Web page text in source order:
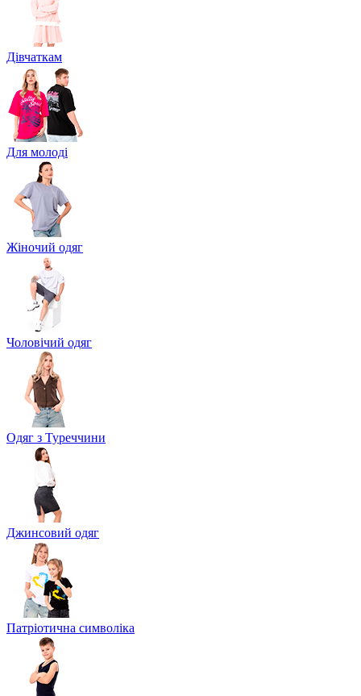
Дівчаткам
Для молоді
Жіночий одяг
Чоловічий одяг
Одяг з Туреччини
Джинсовий одяг
Патріотична символіка